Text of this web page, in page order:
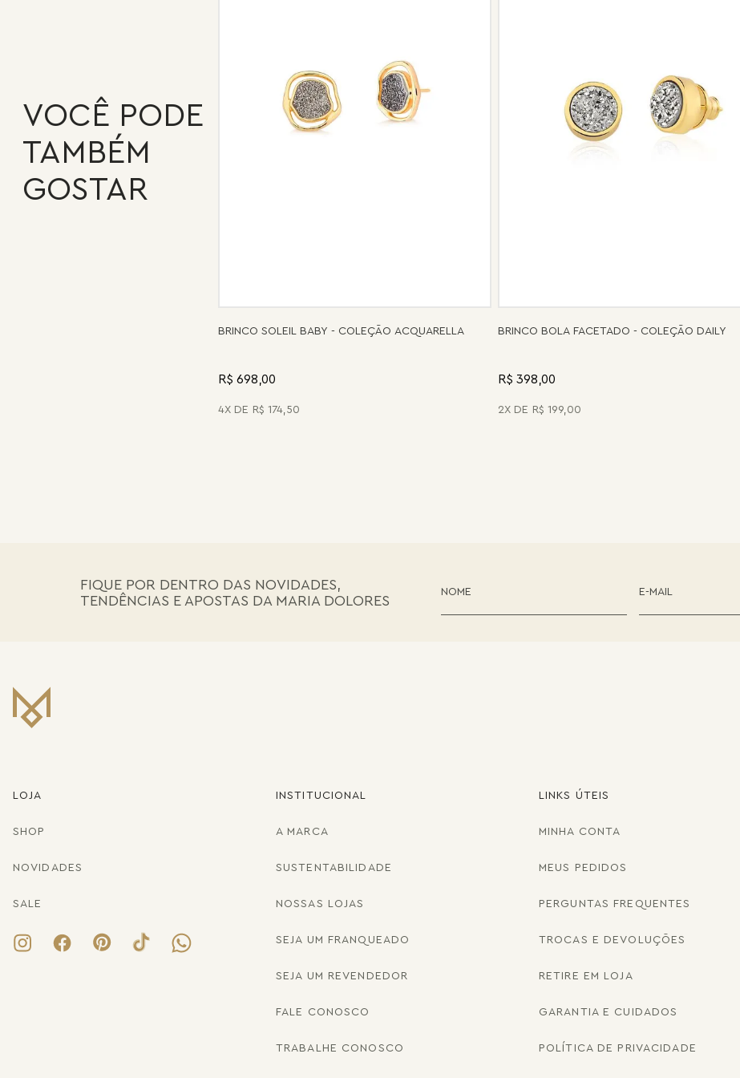
VOCÊ PODE
TAMBÉM
GOSTAR
BRINCO SOLEIL BABY - COLEÇÃO ACQUARELLA
R$ 698,00
4 R$ 174,50
BRINCO BOLA FACETADO - COLEÇÃO DAILY
R$ 398,00
2 R$ 199,00
FIQUE POR DENTRO DAS NOVIDADES,
TENDÊNCIAS E APOSTAS DA MARIA DOLORES
LOJA
SHOP
NOVIDADES
SALE
INSTITUCIONAL
A MARCA
SUSTENTABILIDADE
NOSSAS LOJAS
SEJA UM FRANQUEADO
SEJA UM REVENDEDOR
FALE CONOSCO
TRABALHE CONOSCO
LINKS ÚTEIS
MINHA CONTA
MEUS PEDIDOS
PERGUNTAS FREQUENTES
TROCAS E DEVOLUÇÕES
RETIRE EM LOJA
GARANTIA E CUIDADOS
POLÍTICA DE PRIVACIDADE